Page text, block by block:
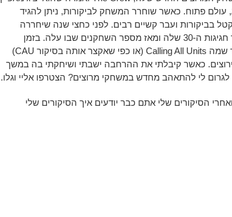
עולם פתוח. כאשר שוחרר המשחק לביקורות, ניתן להגיד
בביקורות ועבר קשיים רבים. לפני כחצי שנה שיחררה
Ubisoft את המשחק בחינם לשחקנים במהלך חגיגות ה-30 שלה ומאז מספר השחקנים שבו עלה. בזמן
האחרון הרחבה חדשה שוחררה למשחק אשר שמה Calling All Units (או כפי שאקצר אותה בסיקור CAU)
כאשר קיבלתי את ההרחבה ישבתי ושיחקתי בה במשך
לי להתאהב מחדש במשחקי מרוצים? הצטרפו אליי וגלו.
הסיקורים שלי אתם כבר יודעים איך הסיקורים שלי